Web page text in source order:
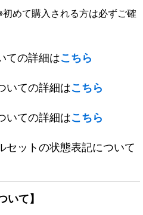
初めて購入される方は必ずご確
ての詳細はこちら
いての詳細はこちら
いての詳細はこちら
ットの状態表記について
いて】